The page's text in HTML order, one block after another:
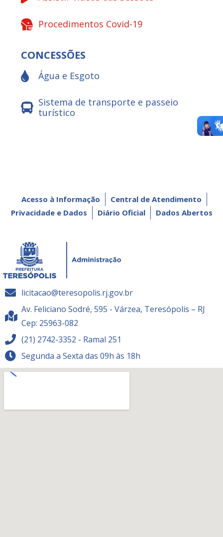
Procedimentos Covid-19
CONCESSÕES
Água e Esgoto
Sistema de transporte e passeio
turístico
Acesso à Informação
Central de Atendimento
Privacidade e Dados
Diário Oficial Dados Abertos
licitacao@teresopolis.rj.gov.br
Av. Feliciano Sodré, 595 - Várzea, Teresópolis – RJ
Cep: 25963-082
(21) 2742-3352 - Ramal 251
Segunda a Sexta das 09h às 18h